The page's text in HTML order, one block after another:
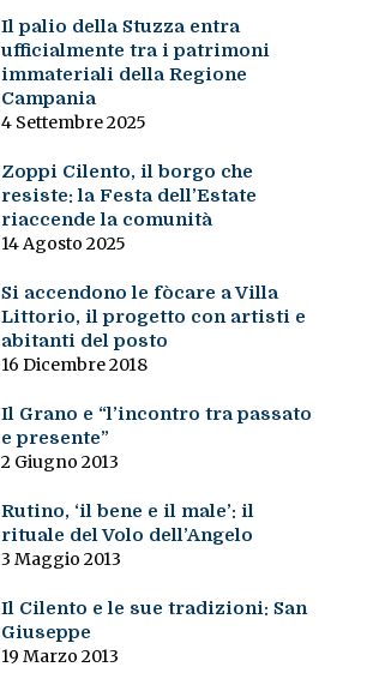
Il palio della Stuzza entra
ufficialmente tra i patrimoni
immateriali della Regione
Campania
4 Settembre 2025
Zoppi Cilento, il borgo che
resiste: la Festa dell’Estate
riaccende la comunità
14 Agosto 2025
Si accendono le fòcare a Villa
Littorio, il progetto con artisti e
abitanti del posto
16 Dicembre 2018
Il Grano e “l’incontro tra passato
e presente”
2 Giugno 2013
Rutino, ‘il bene e il male’: il
rituale del Volo dell’Angelo
3 Maggio 2013
Il Cilento e le sue tradizioni: San
Giuseppe
19 Marzo 2013